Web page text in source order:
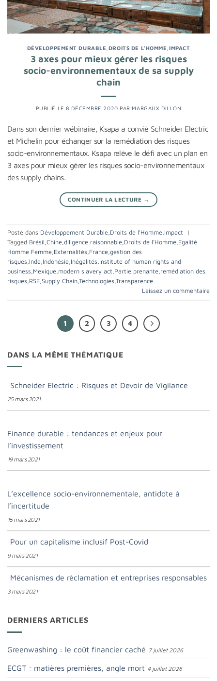
DÉVELOPPEMENT DURABLE DROITS DE L'HOMME ,IMPACT
3 axes pour mieux gérer les risques
socio-environnementaux de sa supply
chain
PUBLIÉ LE8 DÉCEMBRE 2020 PAR MARGAUX DILLON
Dans son dernier wébinaire, Ksapa a convié Schneider Electric
et Michelin pour échanger sur la remédiation des risques
socio-environnementaux. Ksapa relève le défi avec un plan en
3 axes pour mieux gérer les risques socio-environnementaux
des supply chains.
CONTINUER LA LECTURE →
Posté dans Développement Durable,Droits de l'Homme,Impact
|
Tagged Brésil,Chine,diligence raisonnable,Droits de l’Homme,Egalité
Homme Femme,Externalités,France,gestion des
risques,Inde,Indonésie,Inégalités,institute of human rights and
business,Mexique,modern slavery act,Partie prenante,remédiation des
risques,RSE,Supply Chain,Technologies,Transparence
Laissez un commentaire
1 2 3 4
DANS LA MÊME THÉMATIQUE
Schneider Electric : Risques et Devoir de Vigilance
25 mars 2021
Finance durable : tendances et enjeux pour
l’investissement
19 mars 2021
L’excellence socio-environnementale, antidote à
l’incertitude
15 mars 2021
Pour un capitalisme inclusif Post-Covid
9 mars 2021
Mécanismes de réclamation et entreprises responsables
3 mars 2021
DERNIERS ARTICLES
Greenwashing : le coût financier caché 7 juillet 2026
ECGT : matières premières, angle mort 4 juillet 2026